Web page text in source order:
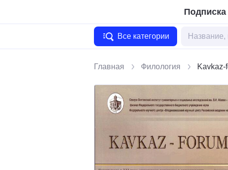
Все категории
Главная Филология Kavkaz-